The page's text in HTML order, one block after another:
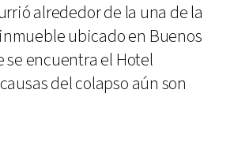
alrededor de la una de la
ubicado en Buenos
se encuentra el Hotel
del colapso aún son